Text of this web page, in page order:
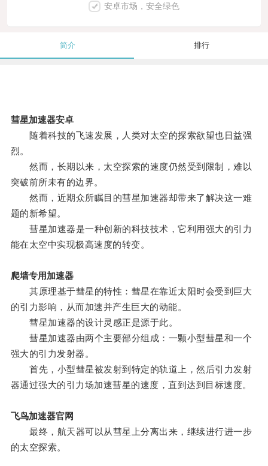
安卓市场，安全绿色
简介 排行
彗星加速器安卓
随着科技的飞速发展，人类对太空的探索欲望也日益强
烈。
然而，长期以来，太空探索的速度仍然受到限制，难以
突破前所未有的边界。
然而，近期众所瞩目的彗星加速器却带来了解决这一难
题的新希望。
彗星加速器是一种创新的科技技术，它利用强大的引力
能在太空中实现极高速度的转变。
爬墙专用加速器
其原理基于彗星的特性：彗星在靠近太阳时会受到巨大
的引力影响，从而加速并产生巨大的动能。
彗星加速器的设计灵感正是源于此。
彗星加速器由两个主要部分组成：一颗小型彗星和一个
强大的引力发射器。
首先，小型彗星被发射到特定的轨道上，然后引力发射
器通过强大的引力场加速彗星的速度，直到达到目标速度。
飞鸟加速器官网
最终，航天器可以从彗星上分离出来，继续进行进一步
的太空探索。